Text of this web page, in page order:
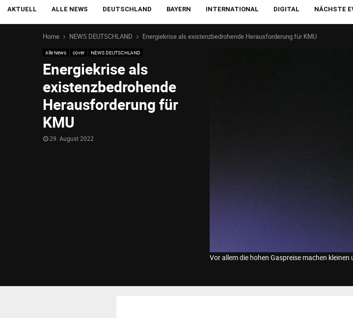
AKTUELL ALLE NEWS DEUTSCHLAND BAYERN INTERNATIONAL DIGITAL NÄCHSTE
Home NEWS DEUTSCHLAND Energiekrise als existenzbedrohende Herausforderung für KMU
Alle News cover NEWS DEUTSCHLAND
Energiekrise als
existenzbedrohende
Herausforderung für
KMU
29. August 2022
Vor allem die hohen Gaspreise machen